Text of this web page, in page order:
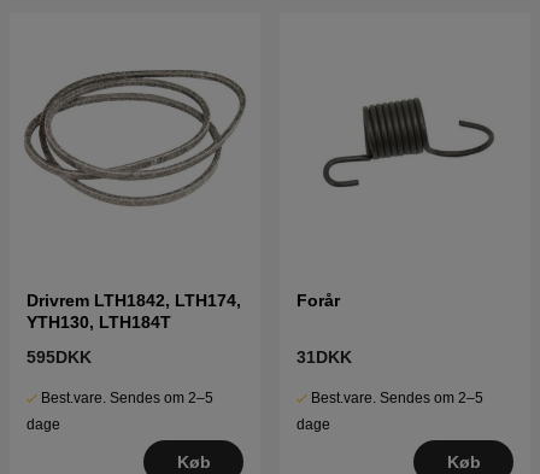
Drivrem LTH1842, LTH174,
YTH130, LTH184T
595DKK
Best.vare. Sendes om 2–5
dage
Køb
Forår
31DKK
Best.vare. Sendes om 2–5
dage
Køb